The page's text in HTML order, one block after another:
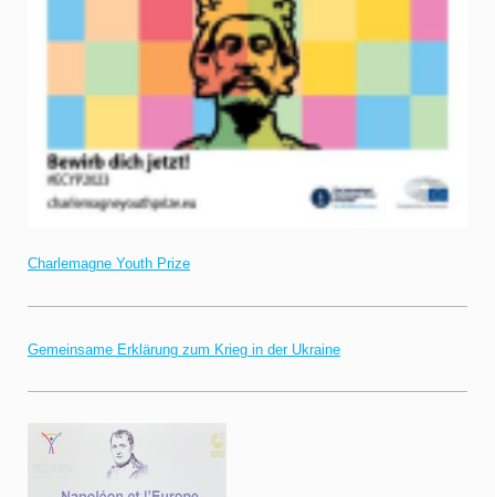
Charlemagne Youth Prize
Gemeinsame Erklärung zum Krieg in der Ukraine